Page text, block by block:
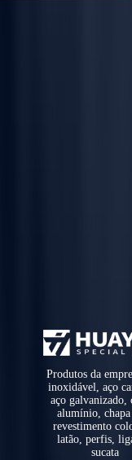
Produtos da
inoxidável, aço
aço galvanizado,
alumínio,
revestimento
latão, perfis,
sucata